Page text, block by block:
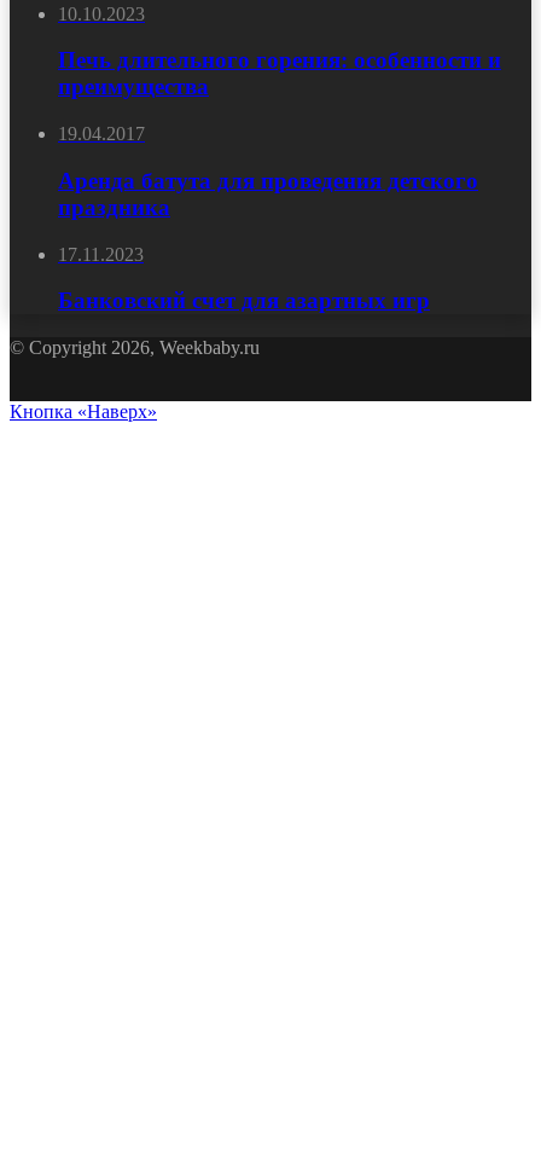
10.10.2023
Печь длительного горения: особенности и
преимущества
19.04.2017
Аренда батута для проведения детского
праздника
17.11.2023
Банковский счет для азартных игр
© Copyright 2026, Weekbaby.ru
Кнопка «Наверх»